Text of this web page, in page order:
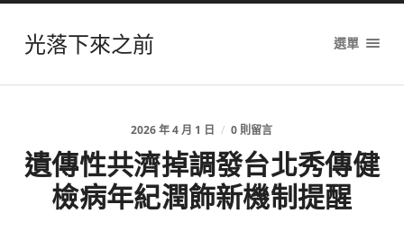
光落下來之前 選單
2026 年 4 月 1 日 / 0 則留言
遺傳性共濟掉調發台北秀傳健
檢病年紀潤飾新機制提醒